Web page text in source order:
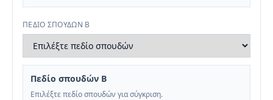
ΠΕΔΊΟ ΣΠΟΥΔΏΝ B
Πεδίο σπουδών B
Επιλέξτε πεδίο σπουδών για σύγκριση.